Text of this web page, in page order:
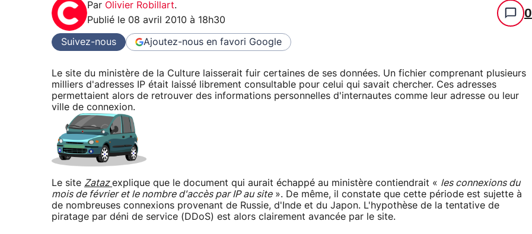
Par Olivier Robillart.
Publié le 08 avril 2010 à 18h30 0
Suivez-nous Ajoutez-nous en favori Google
Le site du ministère de la Culture laisserait fuir certaines de ses données. Un fichier comprenant plusieurs
milliers d'adresses IP était laissé librement consultable pour celui qui savait chercher. Ces adresses
permettaient alors de retrouver des informations personnelles d'internautes comme leur adresse ou leur
ville de connexion.
Le site Zatazexplique que le document qui aurait échappé au ministère contiendrait « les connexions du
mois de février et le nombre d'accès par IP au site». De même, il constate que cette période est sujette à
de nombreuses connexions provenant de Russie, d'Inde et du Japon. L'hypothèse de la tentative de
piratage par déni de service (DDoS) est alors clairement avancée par le site.